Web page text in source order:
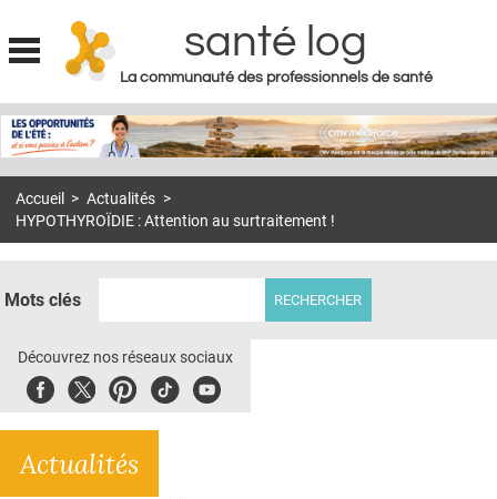
Jump to navigation
santé log
La communauté des professionnels de santé
MON COMPTE
S'ABONNER À LA REVUE SOIN À DOMICILE
DOSSIERS
E-REVUE SAD
L'APP
Accueil > Actualités >
HYPOTHYROÏDIE : Attention au surtraitement !
Mots clés
Découvrez nos réseaux sociaux
FacebookTwitterPinterest
TiktokYoubute
Actualités